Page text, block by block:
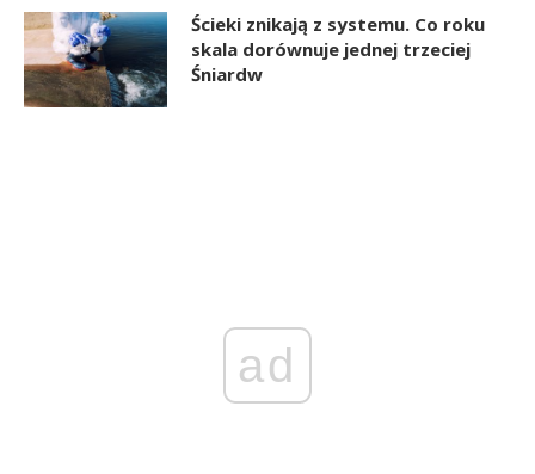
Ścieki znikają z systemu. Co roku
skala dorównuje jednej trzeciej
Śniardw
ad